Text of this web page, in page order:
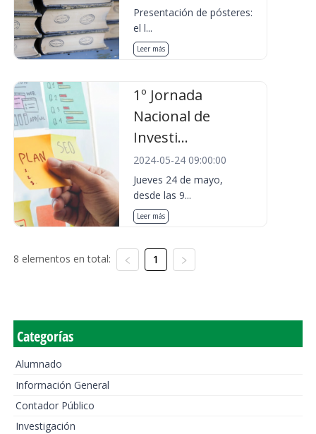
Presentación de pósteres:
el l...
Leer más
1º Jornada
Nacional de
Investi...
2024-05-24 09:00:00
Jueves 24 de mayo,
desde las 9...
Leer más
8 elementos en total: 1
Categorías
Alumnado
Información General
Contador Público
Investigación